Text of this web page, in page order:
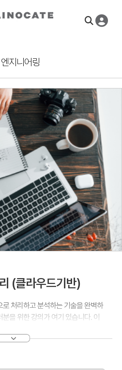
지니어링
(클라우드기반)
처리하고 분석하는 기술을 완벽하
을 위한 강의가 여기 있습니다. 이
를 사용해 결과를 시각화하는 전문